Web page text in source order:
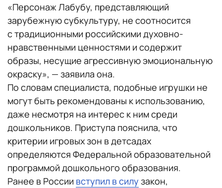
«Персонаж Лабубу, представляющий
зарубежную субкультуру, не соотносится
с традиционными российскими духовно-
нравственными ценностями и содержит
образы, несущие агрессивную эмоциональную
окраску», — заявила она.
По словам специалиста, подобные игрушки не
могут быть рекомендованы к использованию,
даже несмотря на интерес к ним среди
дошкольников. Приступа пояснила, что
критерии игровых зон в детсадах
определяются Федеральной образовательной
программой дошкольного образования.
Ранее в России вступил в силу закон,